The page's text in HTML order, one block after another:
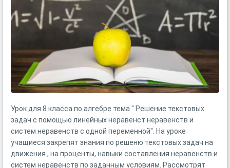
Урок для 8 класса по алгебре тема " Решение текстовых
задач с помощью линейных неравенст неравенств и
систем неравенств с одной переменной". На уроке
учащиеся закрепят знания по решеню текстовых задач на
движения , на проценты, навыки составления неравенств и
систем неравенств по заданным условиям. Рассмотрят